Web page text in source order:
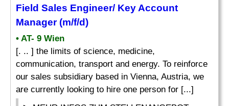
Field Sales Engineer/ Key Account
Manager (m/f/d)
• AT- 9 Wien
[. .. ] the limits of science, medicine,
communication, transport and energy. To reinforce
our sales subsidiary based in Vienna, Austria, we
are currently looking to hire one person for [...]